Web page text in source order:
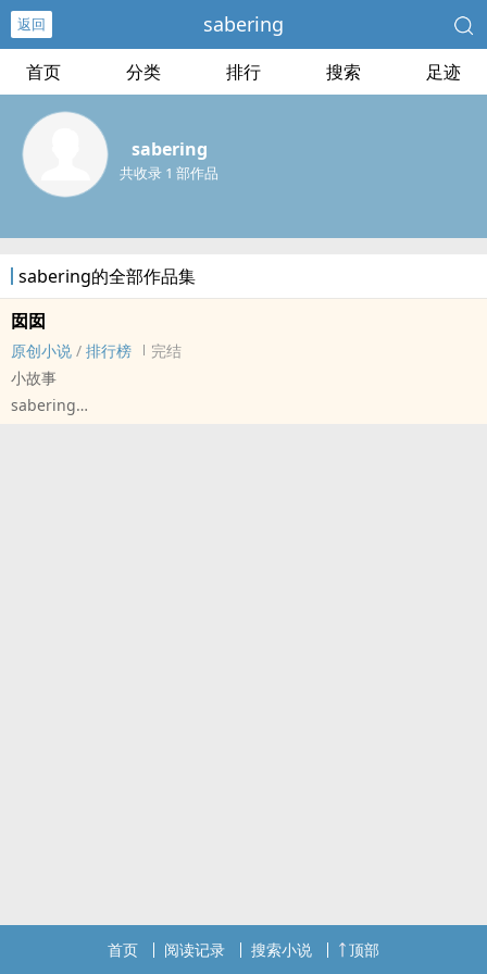
返回 sabering
首页 分类 排行 搜索 足迹
sabering
共收录 1 部作品
sabering的全部作品集
囡囡
原创小说 / 排行榜
完结
小故事
sabering
首页 阅读记录 搜索小说 顶部